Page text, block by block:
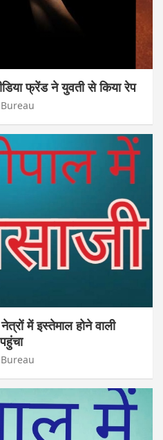
फ्रेंड ने युवती से किया रेप
में इस्तेमाल होने वाली